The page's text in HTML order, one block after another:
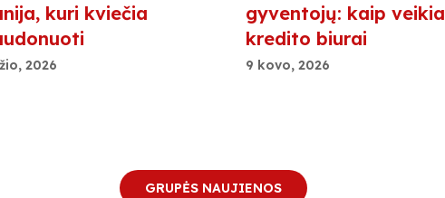
kuri kviečia
2026
gyventojų: kaip veikia
kredito biurai
9 kovo, 2026
GRUPĖS NAUJIENOS